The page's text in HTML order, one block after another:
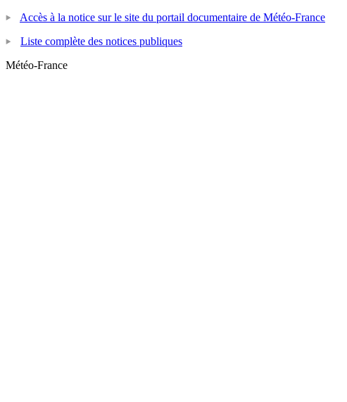
Accès à la notice sur le site du portail documentaire de Météo-France
Liste complète des notices publiques
Météo-France